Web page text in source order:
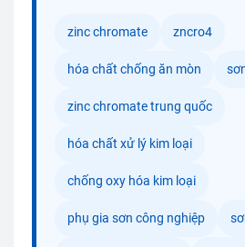
zinc chromate zncro4
hóa chất chống ăn mòn
zinc chromate trung quốc
hóa chất xử lý kim loại
chống oxy hóa kim loại
phụ gia sơn công nghiệp